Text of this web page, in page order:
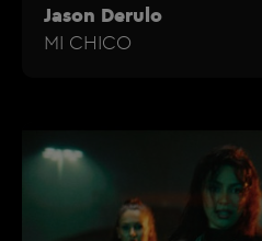
Jason Derulo
MI CHICO